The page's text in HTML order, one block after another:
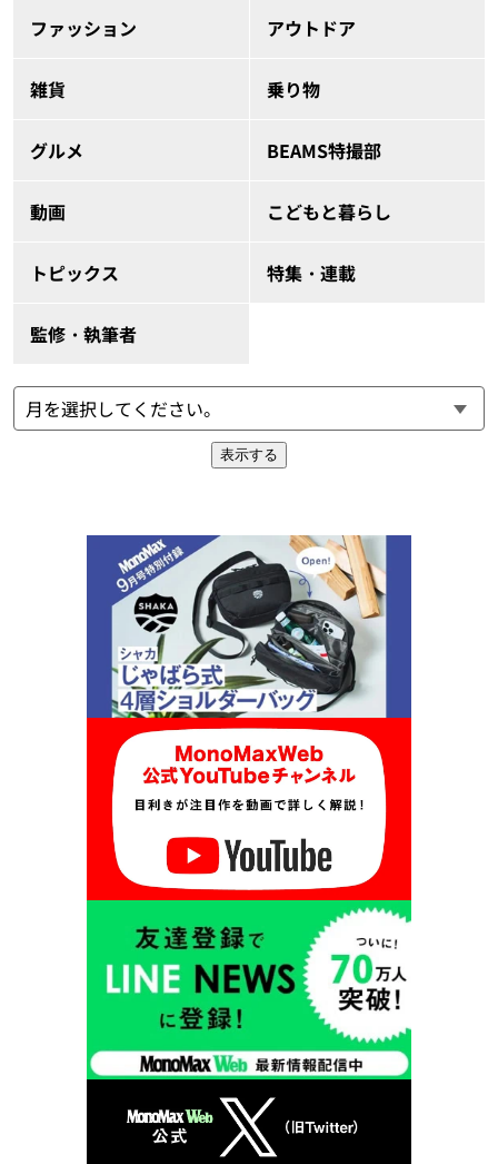
ファッション アウトドア
雑貨 乗り物
グルメ BEAMS特撮部
動画 こどもと暮らし
トピックス 特集・連載
監修・執筆者
表示する